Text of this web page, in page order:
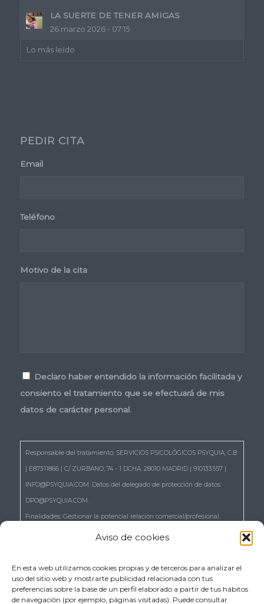
Aviso de cookies
En esta web utilizamos cookies propias y de terceros para analizar el
uso del sitio web y mostrarte publicidad relacionada con tus
preferencias sobre la base de un perfil elaborado a partir de tus hábitos
de navegación (por ejemplo, páginas visitadas). Puede consultar
LA SUERTE DE TENER AMIGAS
26 marzo 2026 - 07:15
Lo más leído
PEDIR CITA
Email
Teléfono
Motivo de la cita
Declaro haber entendido la información facilitada y
consiento el tratamiento que se efectuará de mis
datos de carácter personal.
Responsable del tratamiento: SERVICIOS PSICOLÓGICOS PSYQUIA, C.B
| E87311866 | C/ ZURBANO, 74 - 1 DCHA. 28010 MADRID | 910133557 |
INFO@PSYQUIA.COM. Datos del delegado de protección de datos:
DPO@PSYQUIA.COM.
Finalidades: Gestionar la potencial relación comercial/profesional.
22 del RGPD, de acceso, rectificación, supresión, portabilidad,